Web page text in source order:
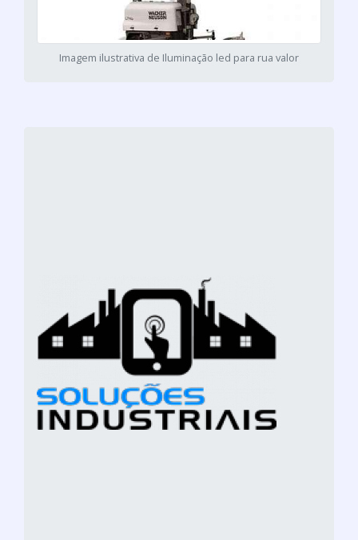
Imagem ilustrativa de Iluminação led para rua valor